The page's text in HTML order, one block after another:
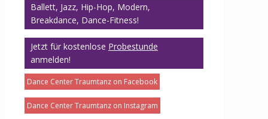
Ballett, Jazz, Hip-Hop, Modern,
Breakdance, Dance-Fitness!
Jetzt für kostenlose Probestunde
anmelden!
Dance Center Traumtanz on Facebook
Dance Center Traumtanz on Instagram